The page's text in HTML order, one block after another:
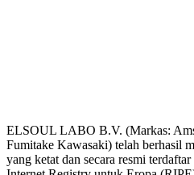
ELSOUL LABO B.V. (Markas:
Fumitake Kawasaki) telah berhasil
yang ketat dan secara resmi